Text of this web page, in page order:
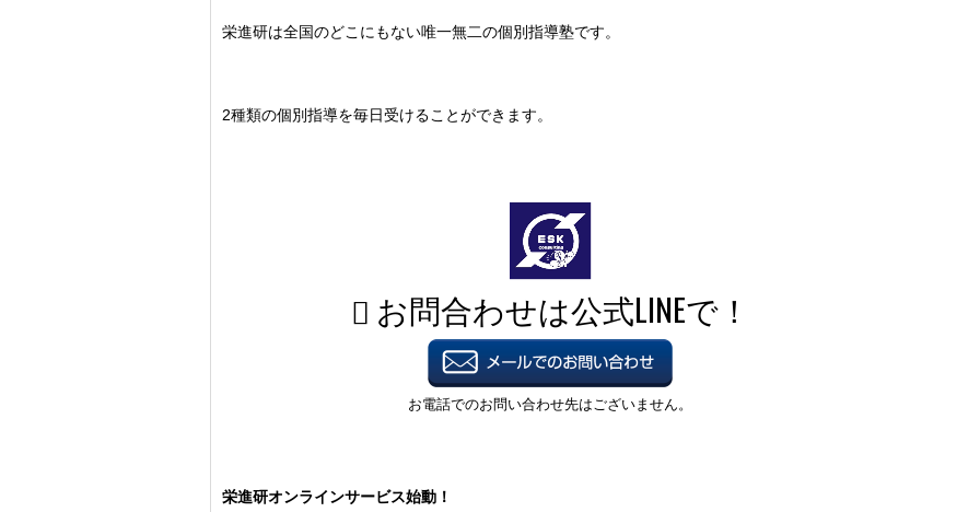
栄進研は全国のどこにもない唯一無二の個別指導塾です。
2種類の個別指導を毎日受けることができます。
栄進研オンラインサービス始動！